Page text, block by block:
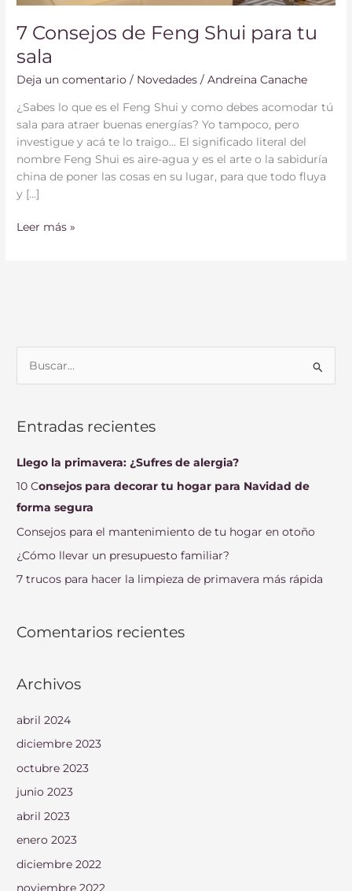
7 Consejos de Feng Shui para tu
sala
Deja un comentario / Novedades /Andreina Canache
¿Sabes lo que es el Feng Shui y como debes acomodar tú
sala para atraer buenas energías? Yo tampoco, pero
investigue y acá te lo traigo… El significado literal del
nombre Feng Shui es aire-agua y es el arte o la sabiduría
china de poner las cosas en su lugar, para que todo fluya
y […]
Leer más »
c
r
:
Entradas recientes
Llego la primavera: ¿Sufres de alergia?
10 Consejos para decorar tu hogar para Navidad de
forma segura
Consejos para el mantenimiento de tu hogar en otoño
¿Cómo llevar un presupuesto familiar?
7 trucos para hacer la limpieza de primavera más rápida
Comentarios recientes
Archivos
abril 2024
diciembre 2023
octubre 2023
junio 2023
abril 2023
enero 2023
diciembre 2022
noviembre 2022